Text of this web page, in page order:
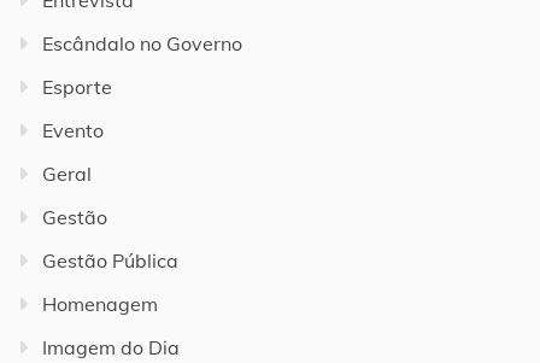
Escândalo no Governo
Esporte
Evento
Geral
Gestão
Gestão Pública
Homenagem
Imagem do Dia